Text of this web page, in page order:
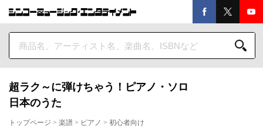
超ラク～に弾けちゃう！ピアノ・ソロ
日本のうた
トップページ > 楽譜 > ピアノ > 初心者向け